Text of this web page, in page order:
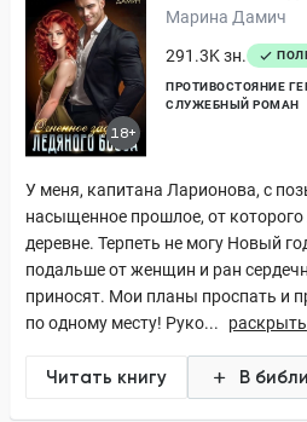
18+
Марина Дамич
291.3K зн.
ПРОТИВОСТОЯНИЕ
СЛУЖЕБНЫЙ РОМАН
У меня, капитана Ларионова, с
насыщенное прошлое, от которого
деревне. Терпеть не могу Новый
подальше от женщин и ран
приносят. Мои планы проспать и
по одному месту! Руко...
раскрыть
Читать книгу В